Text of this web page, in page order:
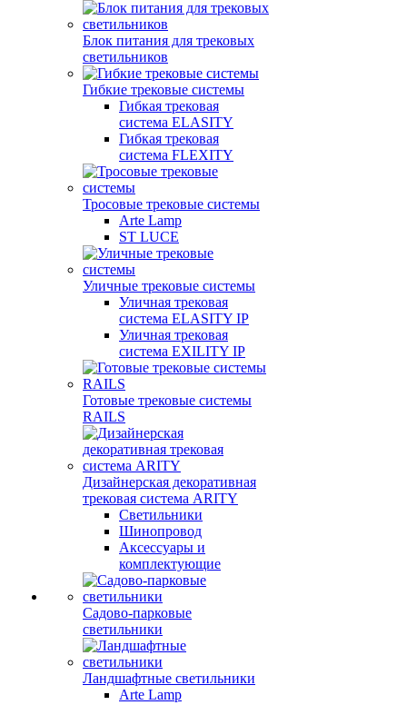
Блок питания для трековых
светильников
Гибкие трековые системы
Гибкая трековая
система ELASITY
Гибкая трековая
система FLEXITY
Тросовые трековые системы
Arte Lamp
ST LUCE
Уличные трековые системы
Уличная трековая
система ELASITY IP
Уличная трековая
система EXILITY IP
Готовые трековые системы
RAILS
Дизайнерская декоративная
трековая система ARITY
Светильники
Шинопровод
Аксессуары и
комплектующие
Садово-парковые
светильники
Ландшафтные светильники
Arte Lamp